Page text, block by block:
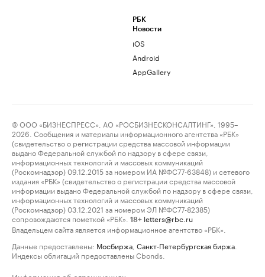
РБК
Новости
iOS
Android
AppGallery
© ООО «БИЗНЕСПРЕСС», АО «РОСБИЗНЕСКОНСАЛТИНГ», 1995–
2026. Сообщения и материалы информационного агентства «РБК»
(свидетельство о регистрации средства массовой информации
выдано Федеральной службой по надзору в сфере связи,
информационных технологий и массовых коммуникаций
(Роскомнадзор) 09.12.2015 за номером ИА №ФС77-63848) и сетевого
издания «РБК» (свидетельство о регистрации средства массовой
информации выдано Федеральной службой по надзору в сфере связи,
информационных технологий и массовых коммуникаций
(Роскомнадзор) 03.12.2021 за номером ЭЛ №ФС77-82385)
сопровождаются пометкой «РБК».
18+ letters@rbc.ru
Владельцем сайта является информационное агентство «РБК».
Данные предоставлены: Мосбиржа Санкт-Петербургская биржа
Индексы облигаций предоставлены Cbonds.